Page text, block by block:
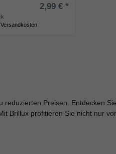
2,99 € *
Versandkosten
Preisen. Entdecken
Brillux profitieren Sie nicht nur